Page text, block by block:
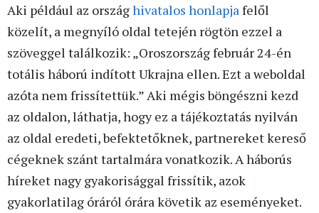
Aki például az országhivatalos honlapja felől
közelít, a megnyíló oldal tetején rögtön ezzel a
szöveggel találkozik: „Oroszország február 24-én
totális háború indított Ukrajna ellen. Ezt a weboldal
azóta nem frissítettük.” Aki mégis böngészni kezd
az oldalon, láthatja, hogy ez a tájékoztatás nyilván
az oldal eredeti, befektetőknek, partnereket kereső
cégeknek szánt tartalmára vonatkozik. A háborús
híreket nagy gyakorisággal frissítik, azok
gyakorlatilag óráról órára követik az eseményeket.